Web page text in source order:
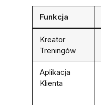
Funkcja
Kreator
Treningów
Aplikacja
Klienta